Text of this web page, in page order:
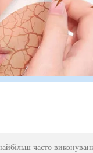
часто